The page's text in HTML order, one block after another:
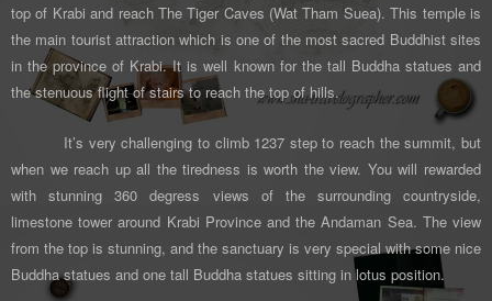
top of Krabi and reach The Tiger Caves (Wat Tham Suea). This temple is
the main tourist attraction which is one of the most sacred Buddhist sites
in the province of Krabi. It is well known for the tall Buddha statues and
the stenuous flight of stairs to reach the top of hills.
It’s very challenging to climb 1237 step to reach the summit, but
when we reach up all the tiredness is worth the view. You will rewarded
with stunning 360 degress views of the surrounding countryside,
limestone tower around Krabi Province and the Andaman Sea. The view
from the top is stunning, and the sanctuary is very special with some nice
Buddha statues and one tall Buddha statues sitting in lotus position.